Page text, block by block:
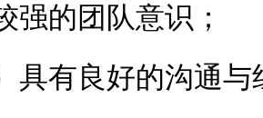
强的团队意识；
具有良好的沟通